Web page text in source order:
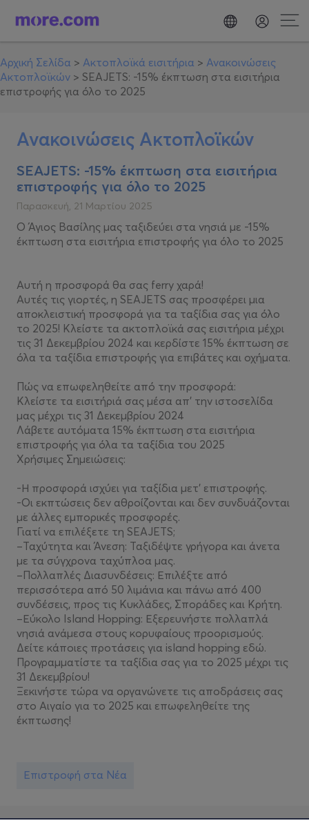
Αρχική Σελίδα > Ακτοπλοϊκά εισιτήρια > Ανακοινώσεις
Ακτοπλοϊκών > SEAJETS: -15% έκπτωση στα εισιτήρια
επιστροφής για όλο το 2025
Ανακοινώσεις Ακτοπλοϊκών
SEAJETS: -15% έκπτωση στα εισιτήρια
επιστροφής για όλο το 2025
Παρασκευή, 21 Μαρτίου 2025
Ο Άγιος Βασίλης μας ταξιδεύει στα νησιά με -15%
έκπτωση στα εισιτήρια επιστροφής για όλο το 2025
Αυτή η προσφορά θα σας ferry χαρά!
Αυτές τις γιορτές, η SEAJETS σας προσφέρει μια
αποκλειστική προσφορά για τα ταξίδια σας για όλο
το 2025! Κλείστε τα ακτοπλοϊκά σας εισιτήρια μέχρι
τις 31 Δεκεμβρίου 2024 και κερδίστε 15% έκπτωση σε
όλα τα ταξίδια επιστροφής για επιβάτες και οχήματα.
Πώς να επωφεληθείτε από την προσφορά:
Κλείστε τα εισιτήριά σας μέσα απ’ την ιστοσελίδα
μας μέχρι τις 31 Δεκεμβρίου 2024
Λάβετε αυτόματα 15% έκπτωση στα εισιτήρια
επιστροφής για όλα τα ταξίδια του 2025
Χρήσιμες Σημειώσεις:
-Η προσφορά ισχύει για ταξίδια μετ’ επιστροφής.
-Οι εκπτώσεις δεν αθροίζονται και δεν συνδυάζονται
με άλλες εμπορικές προσφορές.
Γιατί να επιλέξετε τη SEAJETS;
–Ταχύτητα και Άνεση: Ταξιδέψτε γρήγορα και άνετα
με τα σύγχρονα ταχύπλοα μας.
–Πολλαπλές Διασυνδέσεις: Επιλέξτε από
περισσότερα από 50 λιμάνια και πάνω από 400
συνδέσεις, προς τις Κυκλάδες, Σποράδες και Κρήτη.
–Εύκολο Island Hopping: Εξερευνήστε πολλαπλά
νησιά ανάμεσα στους κορυφαίους προορισμούς.
Δείτε κάποιες προτάσεις για island hopping εδώ.
Προγραμματίστε τα ταξίδια σας για το 2025 μέχρι τις
31 Δεκεμβρίου!
Ξεκινήστε τώρα να οργανώνετε τις αποδράσεις σας
στο Αιγαίο για το 2025 και επωφεληθείτε της
έκπτωσης!
Επιστροφή στα Νέα